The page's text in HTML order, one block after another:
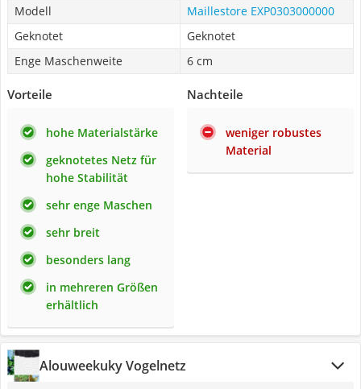
Modell
Maillestore EXP0303000000
Geknotet
Geknotet
Enge Maschenweite
6 cm
Vorteile
hohe Materialstärke
geknotetes Netz für
hohe Stabilität
sehr enge Maschen
sehr breit
besonders lang
in mehreren Größen
erhältlich
Nachteile
weniger robustes
Material
Alouweekuky Vogelnetz